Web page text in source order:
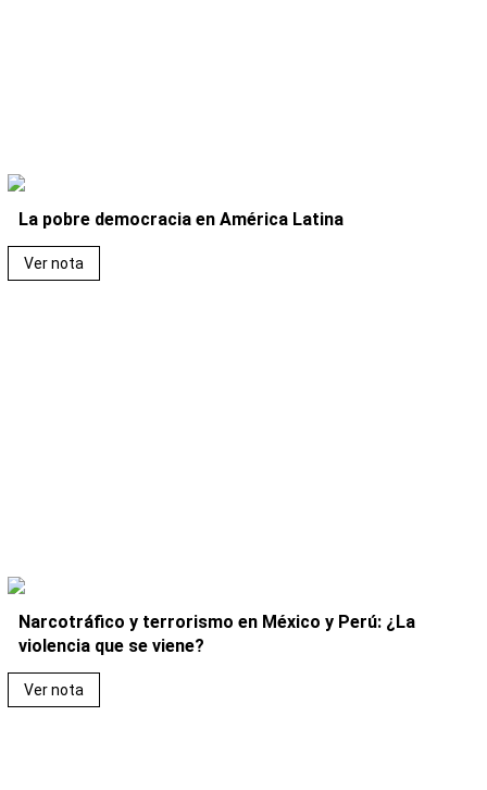
La pobre democracia en América Latina
Ver nota
Narcotráfico y terrorismo en México y Perú: ¿La
violencia que se viene?
Ver nota